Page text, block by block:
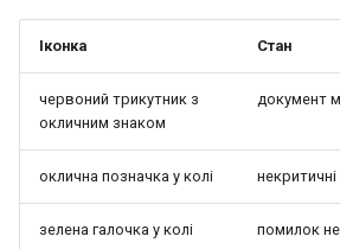
Іконка Стан
червоний трикутник з
окличним знаком
документ
оклична позначка у колі
зелена галочка у колі помилок